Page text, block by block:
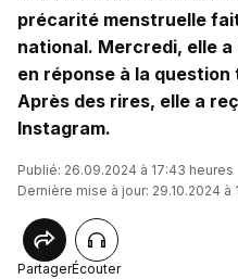
précarité menstruelle
national. Mercredi, elle
en réponse à la
Après des rires, elle a
Instagram.
Publié: 26.09.2024 à 17:43 heures
Dernière mise à jour: 29.10.2024 à
PartagerÉcouter